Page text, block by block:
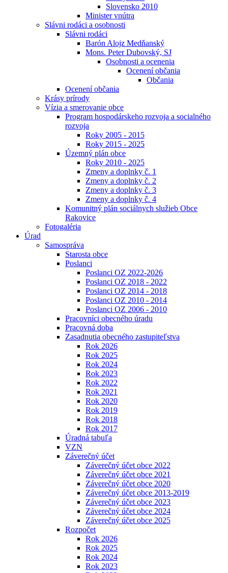
Slovensko 2010
Minister vnútra
Slávni rodáci a osobnosti
Slávni rodáci
Barón Alojz Medňanský
Mons. Peter Dubovský, SJ
Osobnosti a ocenenia
Ocenení občania
Občania
Ocenení občania
Krásy prírody
Vízia a smerovanie obce
Program hospodárskeho rozvoja a socialného
rozvoja
Roky 2005 - 2015
Roky 2015 - 2025
Územný plán obce
Roky 2010 - 2025
Zmeny a doplnky č. 1
Zmeny a doplnky č. 2
Zmeny a doplnky č. 3
Zmeny a doplnky č. 4
Komunitný plán sociálnych služieb Obce
Rakovice
Fotogaléria
Úrad
Samospráva
Starosta obce
Poslanci
Poslanci OZ 2022-2026
Poslanci OZ 2018 - 2022
Poslanci OZ 2014 - 2018
Poslanci OZ 2010 - 2014
Poslanci OZ 2006 - 2010
Pracovníci obecného úradu
Pracovná doba
Zasadnutia obecného zastupiteľstva
Rok 2026
Rok 2025
Rok 2024
Rok 2023
Rok 2022
Rok 2021
Rok 2020
Rok 2019
Rok 2018
Rok 2017
Úradná tabuľa
VZN
Záverečný účet
Záverečný účet obce 2022
Záverečný účet obce 2021
Záverečný účet obce 2020
Záverečný účet obce 2013-2019
Záverečný účet obce 2023
Záverečný účet obce 2024
Záverečný účet obce 2025
Rozpočet
Rok 2026
Rok 2025
Rok 2024
Rok 2023